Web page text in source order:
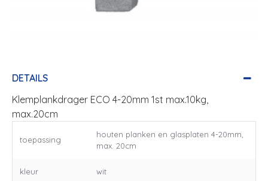
DETAILS
Klemplankdrager ECO 4-20mm 1st max.10kg,
max.20cm
toepassing
houten planken en glasplaten 4-20mm,
max. 20cm
kleur wit